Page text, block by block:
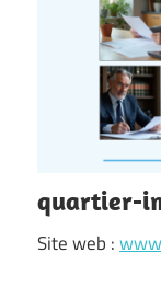
quartier-
Site web :